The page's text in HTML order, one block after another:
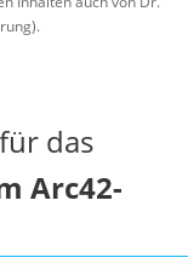
das
Arc42-